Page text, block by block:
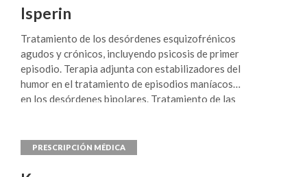
Isperin
Tratamiento de los desórdenes esquizofrénicos
agudos y crónicos, incluyendo psicosis de primer
episodio. Terapia adjunta con estabilizadores del
humor en el tratamiento de episodios maníacos
en los desórdenes bipolares. Tratamiento de las
donde predominen síntomas de agresividad.
Tratamiento en trastornos de la conducta en
pacientes con demencia y otros desórdenes